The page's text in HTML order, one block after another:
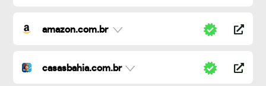
amazon.com.br
casasbahia.com.br